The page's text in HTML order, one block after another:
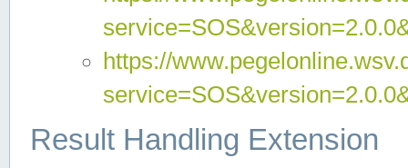
https://
Result Handling Extension